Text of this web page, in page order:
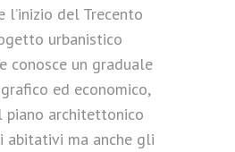
l’inizio del Trecento
urbanistico
conosce un graduale
ed economico,
piano architettonico
ma anche gli